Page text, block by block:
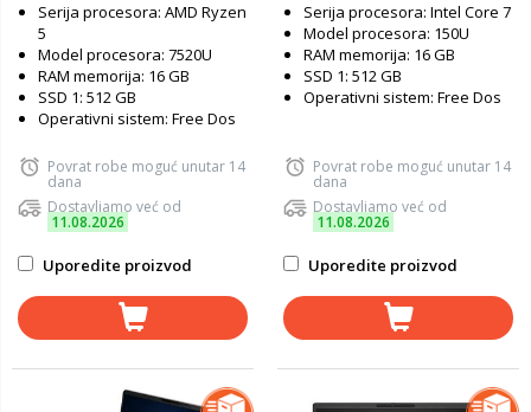
Serija procesora: AMD Ryzen
5
Model procesora: 7520U
RAM memorija: 16 GB
SSD 1: 512 GB
Operativni sistem: Free Dos
Povrat robe moguć unutar 14
dana
Dostavljamo već od
11.08.2026
Uporedite proizvod
Serija procesora: Intel Core 7
Model procesora: 150U
RAM memorija: 16 GB
SSD 1: 512 GB
Operativni sistem: Free Dos
Povrat robe moguć unutar 14
dana
Dostavljamo već od
11.08.2026
Uporedite proizvod